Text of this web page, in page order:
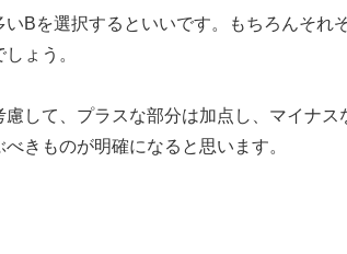
いBを選択するといいです。もちろんそれ
ょう。
慮して、プラスな部分は加点し、マイナ
きものが明確になると思います。